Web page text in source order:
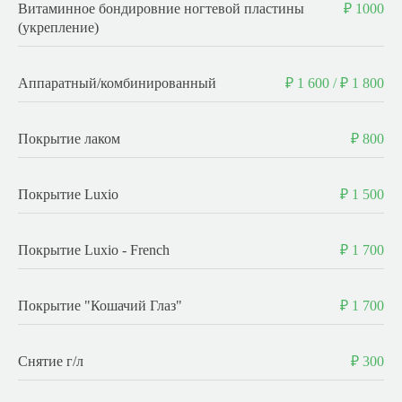
Витаминное бондировние ногтевой пластины
(укрепление)
₽ 1000
Аппаратный/комбинированный ₽ 1 600 / ₽ 1 800
Покрытие лаком ₽ 800
Покрытие Luxio ₽ 1 500
Покрытие Luxio - French ₽ 1 700
Покрытие "Кошачий Глаз" ₽ 1 700
Снятие г/л ₽ 300